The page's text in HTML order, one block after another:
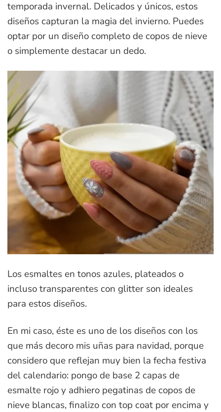
temporada invernal. Delicados y únicos, estos
diseños capturan la magia del invierno. Puedes
optar por un diseño completo de copos de nieve
o simplemente destacar un dedo.
Los esmaltes en tonos azules, plateados o
incluso transparentes con glitter son ideales
para estos diseños.
En mi caso, éste es uno de los diseños con los
que más decoro mis uñas para navidad, porque
considero que reflejan muy bien la fecha festiva
del calendario: pongo de base 2 capas de
esmalte rojo y adhiero pegatinas de copos de
nieve blancas, finalizo con top coat por encima y